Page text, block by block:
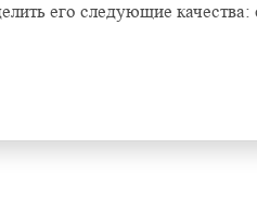
его следующие качества: